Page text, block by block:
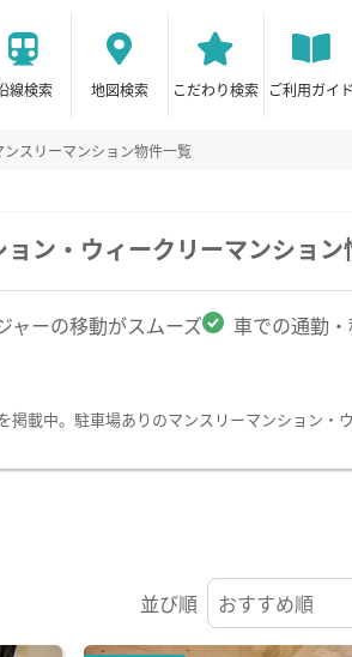
線検索 地図検索 こだわり検索 ご利用ガイド
スリーマンション物件一覧
ン・ウィークリーマンション
ャーの移動がスムーズ 車での通勤
載中。駐車場ありのマンスリーマンション
並び順